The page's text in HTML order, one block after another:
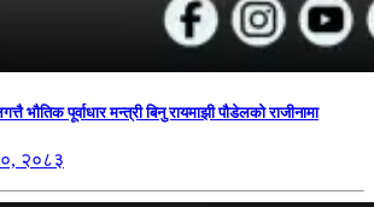
भौतिक पूर्वाधार मन्त्री बिनु रायमाझी पौडेलको राजीनामा
२०८३